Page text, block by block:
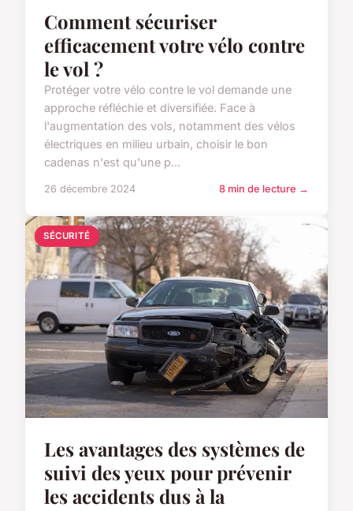
Comment sécuriser
efficacement votre vélo contre
le vol ?
Protéger votre vélo contre le vol demande une
approche réfléchie et diversifiée. Face à
l'augmentation des vols, notamment des vélos
électriques en milieu urbain, choisir le bon
cadenas n'est qu'une p...
26 décembre 2024 8 min de lecture →
SÉCURITÉ
Les avantages des systèmes de
suivi des yeux pour prévenir
les accidents dus à la